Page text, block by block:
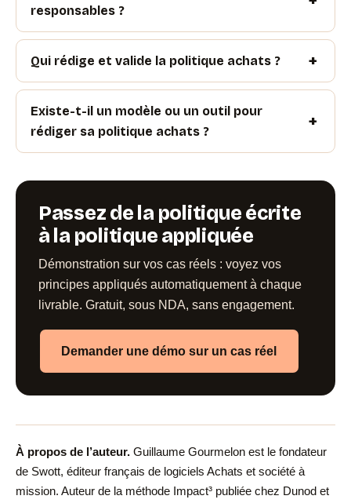
responsables ?
Qui rédige et valide la politique achats ?
Existe-t-il un modèle ou un outil pour
rédiger sa politique achats ?
Passez de la politique écrite
à la politique appliquée
Démonstration sur vos cas réels : voyez vos
principes appliqués automatiquement à chaque
livrable. Gratuit, sous NDA, sans engagement.
Demander une démo sur un cas réel
À propos de l’auteur. Guillaume Gourmelon est le fondateur
de Swott, éditeur français de logiciels Achats et société à
mission. Auteur de la méthode Impact³ publiée chez Dunod et